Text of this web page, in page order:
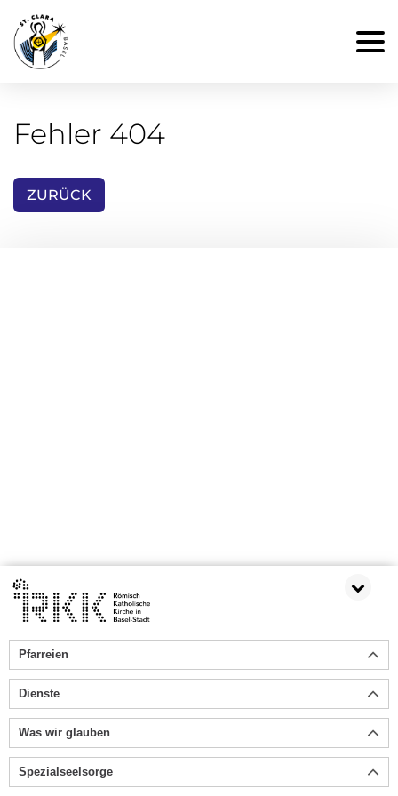
Fehler 404
ZURÜCK
Pfarreien
Dienste
Was wir glauben
Spezialseelsorge